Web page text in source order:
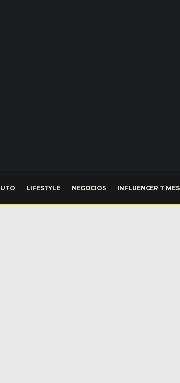
LIFESTYLE NEGOCIOS INFLUENCER TIMES